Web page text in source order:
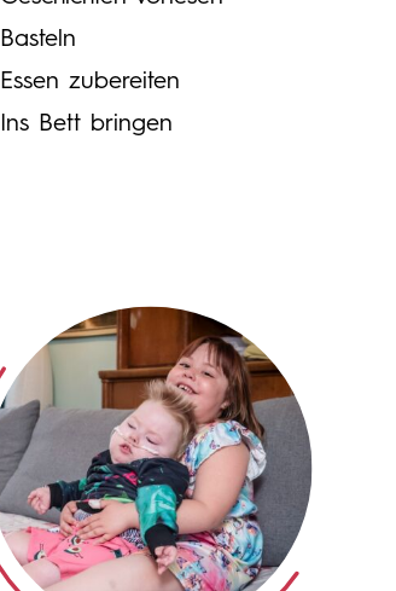
Basteln
Essen zubereiten
Ins Bett bringen